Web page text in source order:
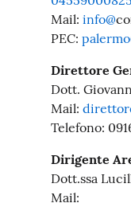
Mail: info@
PEC:
Direttore
Dott.
Mail:
Telefono:
Dirigente
Dott.ssa
Mail: